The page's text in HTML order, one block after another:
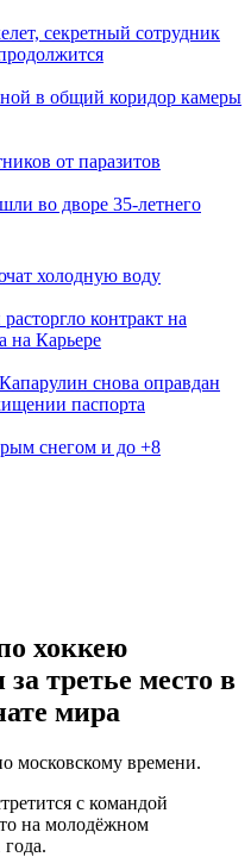
секретный сотрудник
в общий коридор камеры
от паразитов
во дворе 35-летнего
холодную воду
контракт на
на Карьере
снова оправдан
паспорта
снегом и до +8
хоккею
третье место в
мира
московскому времени.
с командой
на молодёжном